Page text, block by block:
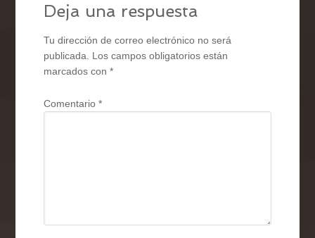
Deja una respuesta
Tu dirección de correo electrónico no será
publicada. Los campos obligatorios están
marcados con*
Comentario*